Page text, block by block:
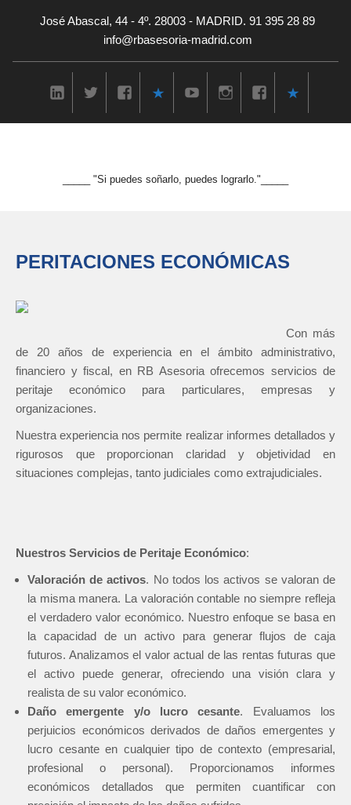
José Abascal, 44 - 4º. 28003 - MADRID. 91 395 28 89
info@rbasesoria-madrid.com
_____ "Si puedes soñarlo, puedes lograrlo."_____
PERITACIONES ECONÓMICAS
Con más
de 20 años de experiencia en el ámbito administrativo,
financiero y fiscal, en RB Asesoria ofrecemos servicios de
peritaje económico para particulares, empresas y
organizaciones.
Nuestra experiencia nos permite realizar informes detallados y
rigurosos que proporcionan claridad y objetividad en
situaciones complejas, tanto judiciales como extrajudiciales.
Nuestros Servicios de Peritaje Económico:
Valoración de activos. No todos los activos se valoran de
la misma manera. La valoración contable no siempre refleja
el verdadero valor económico. Nuestro enfoque se basa en
la capacidad de un activo para generar flujos de caja
futuros. Analizamos el valor actual de las rentas futuras que
el activo puede generar, ofreciendo una visión clara y
realista de su valor económico.
Daño emergente y/o lucro cesante. Evaluamos los
perjuicios económicos derivados de daños emergentes y
lucro cesante en cualquier tipo de contexto (empresarial,
profesional o personal). Proporcionamos informes
económicos detallados que permiten cuantificar con